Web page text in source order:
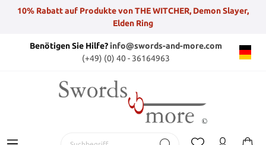
10% Rabatt auf Produkte von THE WITCHER, Demon Slayer,
Elden Ring
Benötigen Sie Hilfe?info@swords-and-more.com
(+49) (0) 40 - 36164963